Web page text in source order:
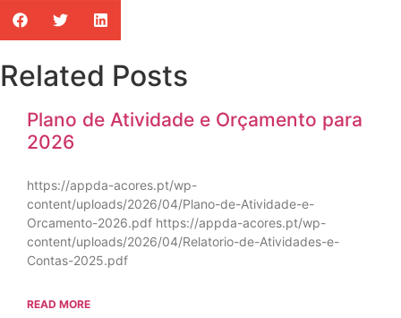
Related Posts
Plano de Atividade e Orçamento para
2026
https://appda-acores.pt/wp-
content/uploads/2026/04/Plano-de-Atividade-e-
Orcamento-2026.pdf https://appda-acores.pt/wp-
content/uploads/2026/04/Relatorio-de-Atividades-e-
Contas-2025.pdf
READ MORE